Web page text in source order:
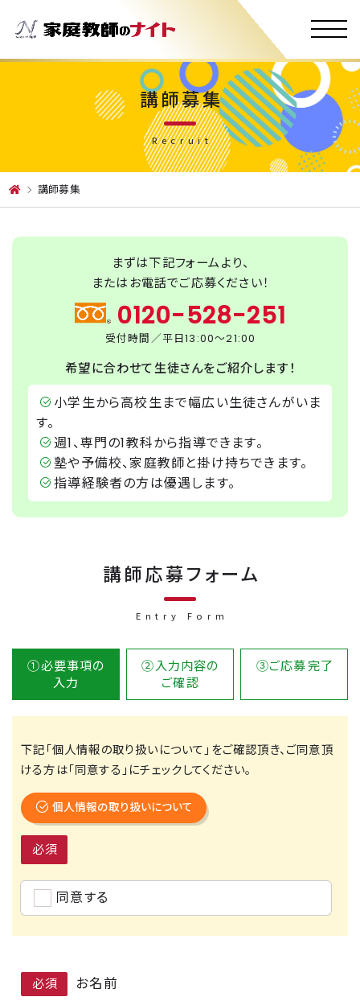
講師募集
Recruit
講師募集
まずは下記フォームより、
またはお電話でご応募ください！
0120-528-251
受付時間／平日13:00～21:00
希望に合わせて生徒さんをご紹介します！
小学生から高校生まで幅広い生徒さんがいま
す。
週1、専門の1教科から指導できます。
塾や予備校、家庭教師と掛け持ちできます。
指導経験者の方は優遇します。
講師応募フォーム
Entry Form
①必要事項の
入力
②入力内容の
ご確認
③ご応募完了
下記「個人情報の取り扱いについて」をご確認頂き、ご同意頂
ける方は「同意する」にチェックしてください。
個人情報の取り扱いについて
必須
同意する
必須 お名前